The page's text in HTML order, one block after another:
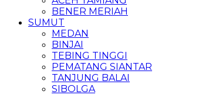
BENER MERIAH
SUMUT
MEDAN
BINJAI
TEBING TINGGI
PEMATANG SIANTAR
TANJUNG BALAI
SIBOLGA